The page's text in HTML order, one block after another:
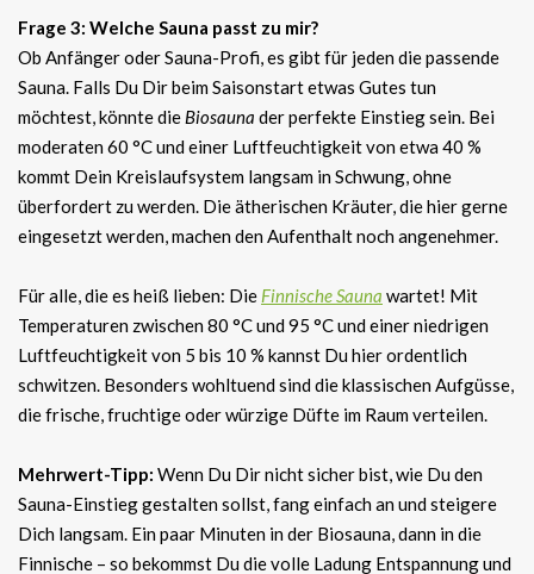
Frage 3: Welche Sauna passt zu mir?
Ob Anfänger oder Sauna-Profi, es gibt für jeden die passende
Sauna. Falls Du Dir beim Saisonstart etwas Gutes tun
möchtest, könnte die Biosauna der perfekte Einstieg sein. Bei
moderaten 60 °C und einer Luftfeuchtigkeit von etwa 40 %
kommt Dein Kreislaufsystem langsam in Schwung, ohne
überfordert zu werden. Die ätherischen Kräuter, die hier gerne
eingesetzt werden, machen den Aufenthalt noch angenehmer.
Für alle, die es heiß lieben: Die Finnische Sauna wartet! Mit
Temperaturen zwischen 80 °C und 95 °C und einer niedrigen
Luftfeuchtigkeit von 5 bis 10 % kannst Du hier ordentlich
schwitzen. Besonders wohltuend sind die klassischen Aufgüsse,
die frische, fruchtige oder würzige Düfte im Raum verteilen.
Mehrwert-Tipp: Wenn Du Dir nicht sicher bist, wie Du den
Sauna-Einstieg gestalten sollst, fang einfach an und steigere
Dich langsam. Ein paar Minuten in der Biosauna, dann in die
Finnische – so bekommst Du die volle Ladung Entspannung und